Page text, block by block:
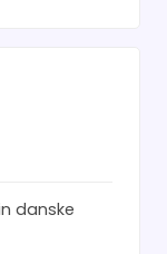
danske